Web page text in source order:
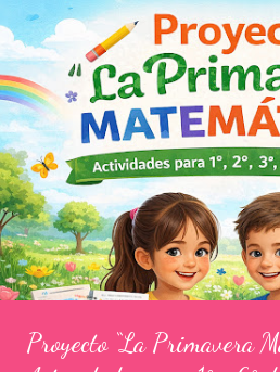
Proyecto “La Primavera